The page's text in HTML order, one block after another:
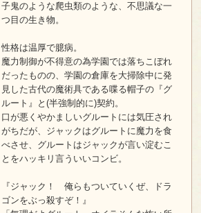
子鬼のような爬虫類のような、不思議な一
つ目の生き物。
性格は温厚で臆病。
魔力制御が不得意の為学園では落ちこぼれ
だったものの、学園の倉庫を大掃除中に発
見した古代の魔術具である喋る帽子の『グ
ルート』と(半強制的に)契約。
口が悪くやかましいグルートには気圧され
がちだが、ジャックはグルートに魔力を食
べさせ、グルートはジャックが言い淀むこ
とをハッキリ言ういいコンビ。
『ジャック！ 俺らもついていくぜ、ドラ
ゴンをぶっ殺すぞ！』